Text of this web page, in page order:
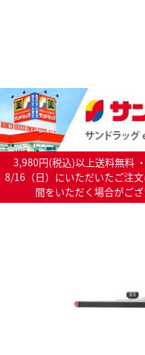
3,980円(税込)以上送料無料
8/16（日）にいただいたご注
間をいただく場合がご